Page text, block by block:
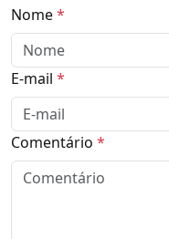
Nome*
E-mail *
Comentário *